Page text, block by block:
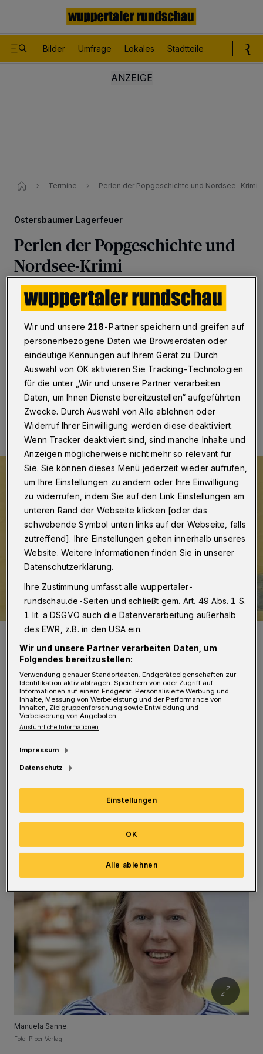
Bilder Umfrage Lokales Stadtteile
Termine Perlen der Popgeschichte und Nordsee-Krimi
Ostersbaumer Lagerfeuer
Perlen der Popgeschichte und
Nordsee-Krimi
Wuppertal·Das Duo „Old Friends“ präsentiert am
Mittwoch (29. Oktober 2025) beim „Osterbaumer
Wuppertal am Platz der Republik mit seinem Programm
„Perlen der Popgeschichte“ neu arrangierte Ohrwürmer
der vergangenen Jahrzehnte.
23.10.2025 , 10:00 Uhr Eine Minute Lesezeit
Die „Old Friends“.
Foto: Volker Lieb
D ie „Old Friends“ agieren mit
Satzgesang und den (meist) witzigen Storys,
die dazu gehören. 70 Jahre Rock- und
Popmusik haben eine Menge Songs und
Interpreten hervorgebracht. Mancher Hit ist
geblieben, andere sind in den Tiefen des
musikalischen Gedächtnisses versunken.
Manuela Sanne.
Foto: Piper Verlag
Wir und unsere 218-Partner speichern und greifen auf
personenbezogene Daten wie Browserdaten oder
eindeutige Kennungen auf Ihrem Gerät zu. Durch
Auswahl von OK aktivieren Sie Tracking-Technologien
für die unter „Wir und unsere Partner verarbeiten
Daten, um Ihnen Dienste bereitzustellen“ aufgeführten
Zwecke. Durch Auswahl von Alle ablehnen oder
Widerruf Ihrer Einwilligung werden diese deaktiviert.
Wenn Tracker deaktiviert sind, sind manche Inhalte und
Anzeigen möglicherweise nicht mehr so relevant für
Sie. Sie können dieses Menü jederzeit wieder aufrufen,
um Ihre Einstellungen zu ändern oder Ihre Einwilligung
zu widerrufen, indem Sie auf den Link Einstellungen am
unteren Rand der Webseite klicken [oder das
schwebende Symbol unten links auf der Webseite, falls
zutreffend]. Ihre Einstellungen gelten innerhalb unseres
Website. Weitere Informationen finden Sie in unserer
Datenschutzerklärung.
Ihre Zustimmung umfasst alle wuppertaler-
rundschau.de-Seiten und schließt gem. Art. 49 Abs. 1 S.
1 lit. a DSGVO auch die Datenverarbeitung außerhalb
des EWR, z.B. in den USA ein.
Wir und unsere Partner verarbeiten Daten, um
Folgendes bereitzustellen:
Verwendung genauer Standortdaten. Endgeräteeigenschaften zur
Identifikation aktiv abfragen. Speichern von oder Zugriff auf
Informationen auf einem Endgerät. Personalisierte Werbung und
Inhalte, Messung von Werbeleistung und der Performance von
Inhalten, Zielgruppenforschung sowie Entwicklung und
Verbesserung von Angeboten.
Ausführliche Informationen
Impressum
Datenschutz
Einstellungen
Alle ablehnen
OK